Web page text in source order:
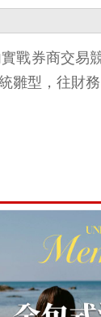
券商交
雛型，往